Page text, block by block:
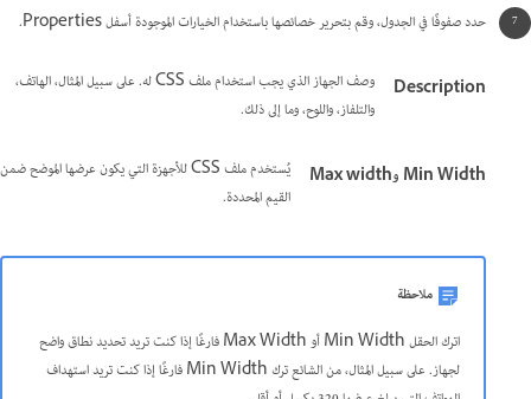
حدد صفوفًا في الجدول، وقم بتحرير خصائصها باستخدام الخيارات الموجودة أسفل Properties.
Description
وصف الجهاز الذي يجب استخدام ملف CSS له. على سبيل المثال، الهاتف،
والتلفاز، واللوح، وما إلى ذلك.
Min Width وMax width
يُستخدم ملف CSS للأجهزة التي يكون عرضها الموضح ضمن
القيم المحددة.
ملاحظة
اترك الحقل Min Width أو Max Width فارغًا إذا كنت تريد تحديد نطاق واضح
لجهاز. على سبيل المثال، من الشائع ترك Min Width فارغًا إذا كنت تريد استهداف